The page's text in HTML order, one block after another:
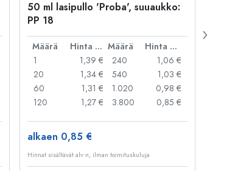
50 ml lasipullo 'Proba', suuaukko:
PP 18
Määrä Hinta per kpl Määrä
Hinta per kpl
1
1,39 €
20
1,34 €
60
1,31 €
120
1,27 €
240
1,06 €
540
1,03 €
1.020
0,98 €
3.800
0,85 €
alkaen 0,85 €
Hinnat sisältävät alv:n, ilman toimituskuluja